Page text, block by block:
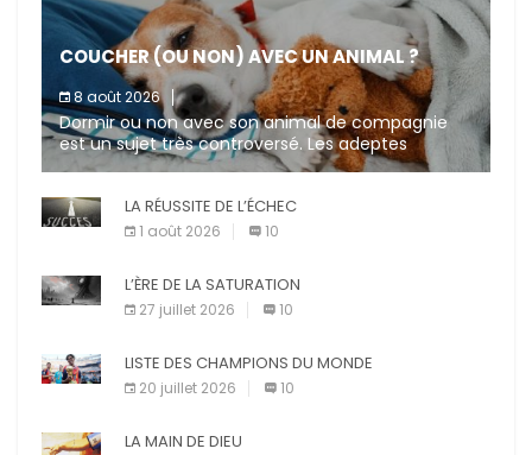
COUCHER (OU NON) AVEC UN ANIMAL ?
8 août 2026
Dormir ou non avec son animal de compagnie
est un sujet très controversé. Les adeptes
affirment que la présence de leur compagnon à
LA RÉUSSITE DE L’ÉCHEC
1 août 2026 10
L’ÈRE DE LA SATURATION
27 juillet 2026 10
LISTE DES CHAMPIONS DU MONDE
20 juillet 2026 10
LA MAIN DE DIEU